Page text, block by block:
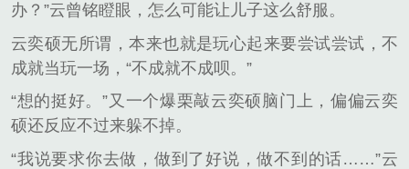
办？”云曾铭瞪眼，怎么可能让儿子这么舒服。
云奕硕无所谓，本来也就是玩心起来要尝试尝试，不
成就当玩一场，“不成就不成呗。”
“想的挺好。”又一个爆栗敲云奕硕脑门上，偏偏云奕
硕还反应不过来躲不掉。
“我说要求你去做，做到了好说，做不到的话……”云